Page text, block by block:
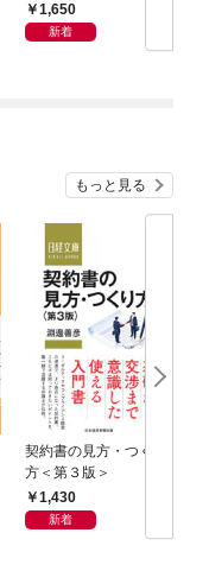
1,650
新着
もっと見る
契約書の見方・つくり
方＜第３版＞
1,430
新着